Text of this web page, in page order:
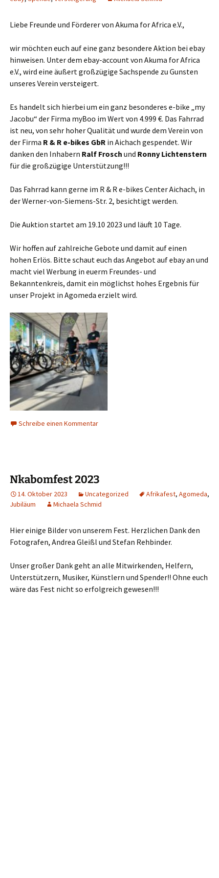
Liebe Freunde und Förderer von Akuma for Africa e.V.,
wir möchten euch auf eine ganz besondere Aktion bei ebay
hinweisen. Unter dem ebay-account von Akuma for Africa
e.V., wird eine äußert großzügige Sachspende zu Gunsten
unseres Verein versteigert.
Es handelt sich hierbei um ein ganz besonderes e-bike „my
Jacobu“ der Firma myBoo im Wert von 4.999 €. Das Fahrrad
ist neu, von sehr hoher Qualität und wurde dem Verein von
der Firma R & R e-bikes GbR in Aichach gespendet. Wir
danken den Inhabern Ralf Frosch und Ronny Lichtenstern
für die großzügige Unterstützung!!!
Das Fahrrad kann gerne im R & R e-bikes Center Aichach, in
der Werner-von-Siemens-Str. 2, besichtigt werden.
Die Auktion startet am 19.10 2023 und läuft 10 Tage.
Wir hoffen auf zahlreiche Gebote und damit auf einen
hohen Erlös. Bitte schaut euch das Angebot auf ebay an und
macht viel Werbung in euerm Freundes- und
Bekanntenkreis, damit ein möglichst hohes Ergebnis für
unser Projekt in Agomeda erzielt wird.
Schreibe einen Kommentar
Nkabomfest 2023
14. Oktober 2023 Uncategorized Afrikafest, Agomeda,
Jubiläum
Michaela Schmid
Hier einige Bilder von unserem Fest. Herzlichen Dank den
Fotografen, Andrea Gleißl und Stefan Rehbinder.
Unser großer Dank geht an alle Mitwirkenden, Helfern,
Unterstützern, Musiker, Künstlern und Spender!! Ohne euch
wäre das Fest nicht so erfolgreich gewesen!!!